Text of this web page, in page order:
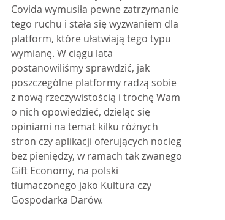
Covida wymusiła pewne zatrzymanie
tego ruchu i stała się wyzwaniem dla
platform, które ułatwiają tego typu
wymianę. W ciągu lata
postanowiliśmy sprawdzić, jak
poszczególne platformy radzą sobie
z nową rzeczywistością i trochę Wam
o nich opowiedzieć, dzieląc się
opiniami na temat kilku różnych
stron czy aplikacji oferujących nocleg
bez pieniędzy, w ramach tak zwanego
Gift Economy, na polski
tłumaczonego jako Kultura czy
Gospodarka Darów.